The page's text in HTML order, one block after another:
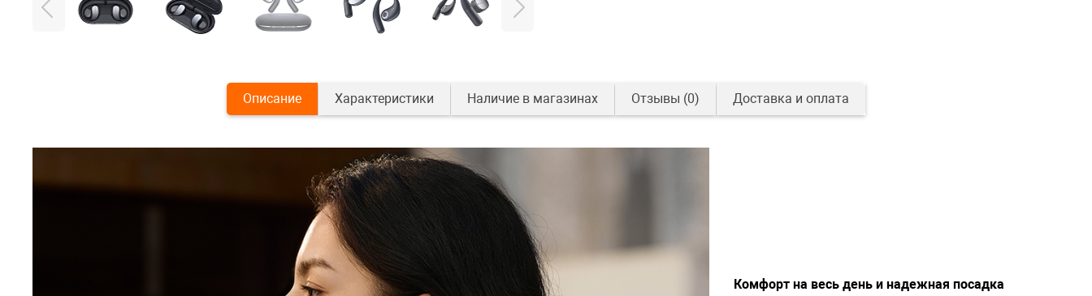
Описание Характеристики Наличие в магазинах Отзывы (0) Доставка и оплата
Комфорт на весь день и надежная посадка